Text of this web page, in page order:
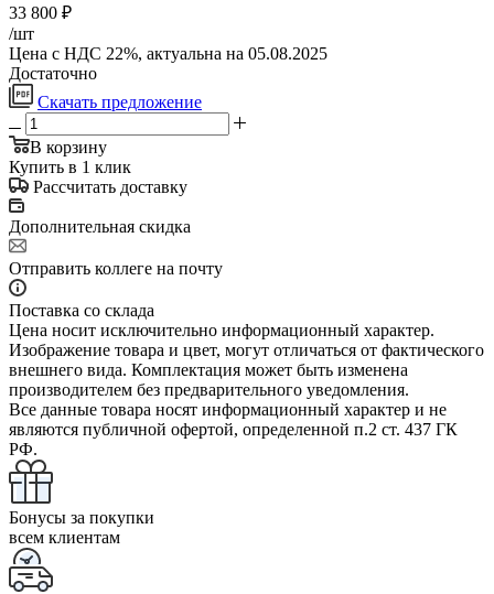
33 800 ₽
/шт
Цена с НДС 22%, актуальна на 05.08.2025
Достаточно
Скачать предложение
В корзину
Купить в 1 клик
Рассчитать доставку
Дополнительная скидка
Отправить коллеге на почту
Поставка со склада
Цена носит исключительно информационный характер.
Изображение товара и цвет, могут отличаться от фактического
внешнего вида. Комплектация может быть изменена
производителем без предварительного уведомления.
Все данные товара носят информационный характер и не
являются публичной офертой, определенной п.2 ст. 437 ГК
РФ.
Бонусы за покупки
всем клиентам